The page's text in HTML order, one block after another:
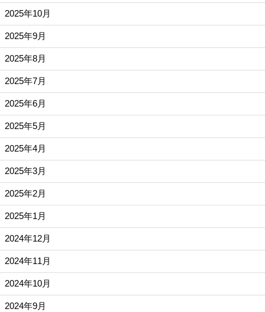
2025年10月
2025年9月
2025年8月
2025年7月
2025年6月
2025年5月
2025年4月
2025年3月
2025年2月
2025年1月
2024年12月
2024年11月
2024年10月
2024年9月